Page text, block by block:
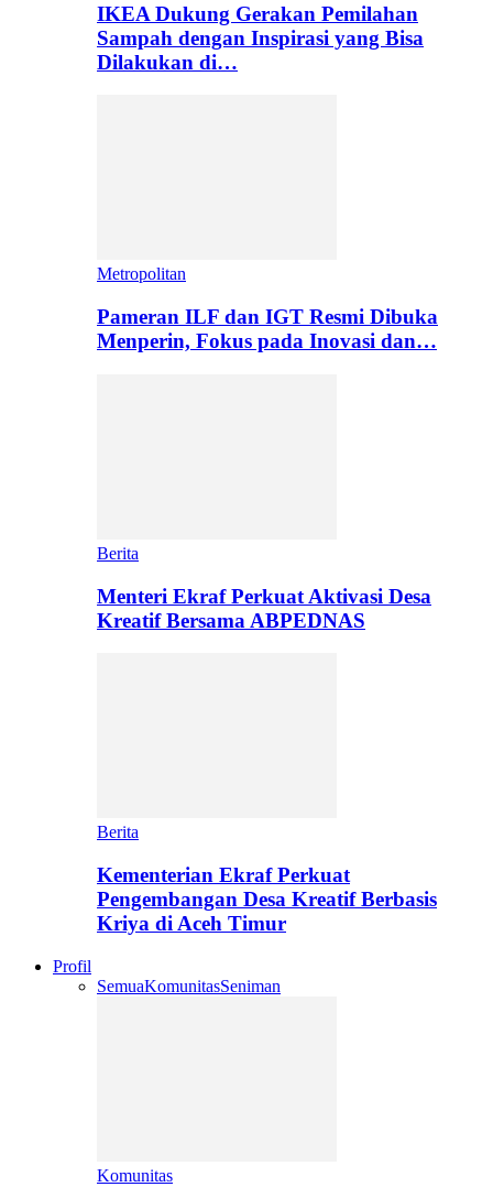
IKEA Dukung Gerakan Pemilahan
Sampah dengan Inspirasi yang Bisa
Dilakukan di…
Metropolitan
Pameran ILF dan IGT Resmi Dibuka
Menperin, Fokus pada Inovasi dan…
Berita
Menteri Ekraf Perkuat Aktivasi Desa
Kreatif Bersama ABPEDNAS
Berita
Kementerian Ekraf Perkuat
Pengembangan Desa Kreatif Berbasis
Kriya di Aceh Timur
Profil
SemuaKomunitasSeniman
Komunitas